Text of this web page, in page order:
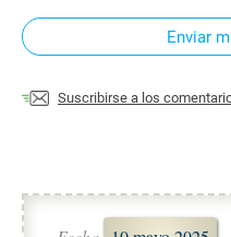
Enviar
Suscribirse a los